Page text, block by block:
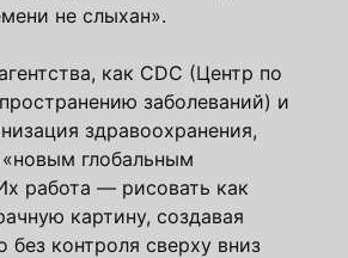
не слыхан».
как CDC (Центр по
заболеваний) и
здравоохранения,
глобальным
работа — рисовать как
картину, создавая
без контроля сверху вниз